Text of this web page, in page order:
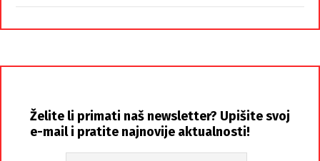
Želite li primati naš newsletter? Upišite svoj
e-mail i pratite najnovije aktualnosti!